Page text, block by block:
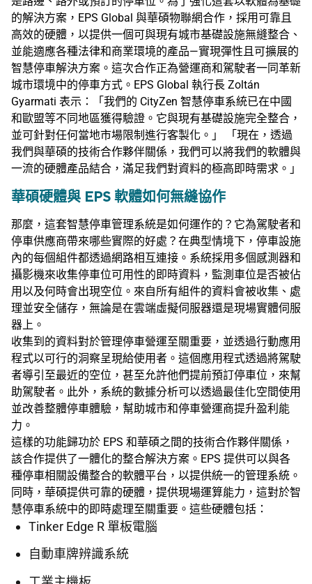
的解決方案，EPS Global 與華碩物聯網合作，採用可靠且
高效的硬體，以提供一個可與現有城市基礎設施無縫整合、
並能適應各種法律和商業環境的產品—實現彈性且可擴展的
智慧停車解決方案。這次合作正為營運商和駕駛者一同革新
城市環境中的停車方式。EPS Global 執行長 Zoltán
Gyarmati 表示：「我們的 CityZen 智慧停車系統已在中國
和歐盟等不同地區獲得驗證。它與現有基礎設施完全整合，
並可針對任何當地市場限制進行客製化。」 「現在，透過
我們與華碩的技術合作夥伴關係，我們可以將我們的軟體與
一流的硬體產品結合，滿足我們對資料的極高即時需求。」
華碩硬體與 EPS 軟體如何無縫協作
那麼，這套智慧停車管理系統是如何運作的？它為駕駛者和
停車供應商帶來哪些實際的好處？在典型情境下，停車設施
內的每個組件都透過網路相互連接。系統採用多個感測器和
攝影機來收集停車位可用性的即時資料，監測車位是否被佔
用以及何時會出現空位。來自所有組件的資料會被收集、處
理並安全儲存，無論是在雲端虛擬伺服器還是現場實體伺服
器上。
收集到的資料對於管理停車營運至關重要，並透過行動應用
程式以可行的洞察呈現給使用者。這個應用程式透過將駕駛
者導引至最近的空位，甚至允許他們提前預訂停車位，來幫
助駕駛者。此外，系統的數據分析可以透過最佳化空間使用
並改善整體停車體驗，幫助城市和停車營運商提升盈利能
力。
這樣的功能歸功於 EPS 和華碩之間的技術合作夥伴關係，
該合作提供了一體化的整合解決方案。EPS 提供可以與各
種停車相關設備整合的軟體平台，以提供統一的管理系統。
同時，華碩提供可靠的硬體，提供現場運算能力，這對於智
慧停車系統中的即時處理至關重要。這些硬體包括：
Tinker Edge R 單板電腦
自動車牌辨識系統